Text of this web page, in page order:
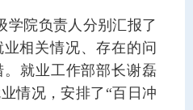
学院负责人分别汇报了
相关情况、存在的问
就业工作部部长谢磊
情况，安排了“百日冲